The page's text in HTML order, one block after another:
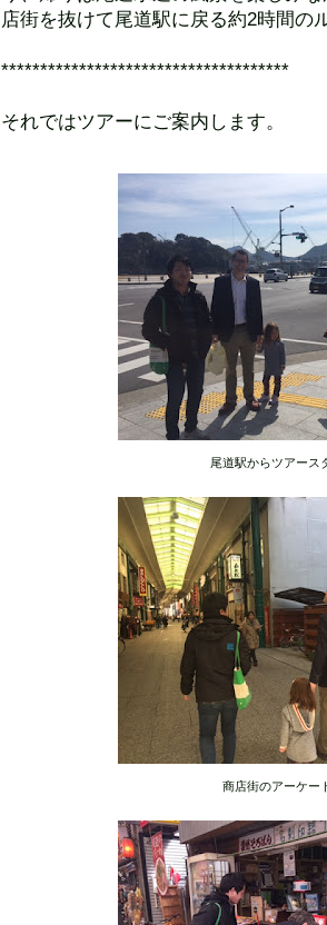
店街を抜けて尾道駅に戻る約2時間の
*************************************
それではツアーにご案内します。
尾道駅からツアース
商店街のアーケー